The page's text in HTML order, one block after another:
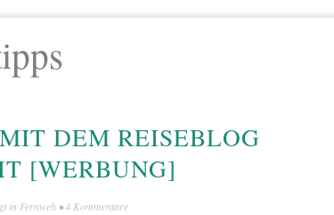
DEM REISEBLOG
[WERBUNG]
in Fernweh •4 Kommentare